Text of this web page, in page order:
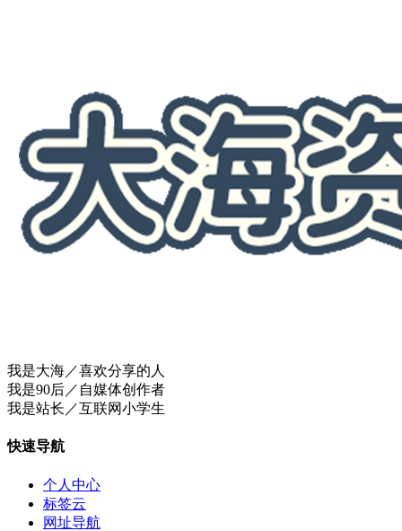
我是大海／喜欢分享的人
我是90后／自媒体创作者
我是站长／互联网小学生
快速导航
个人中心
标签云
网址导航